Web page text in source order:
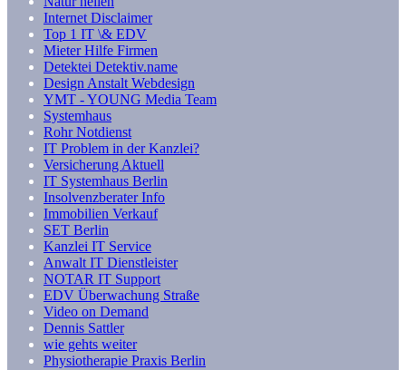
Internet Disclaimer
Top 1 IT \& EDV
Mieter Hilfe Firmen
Detektei Detektiv.name
Design Anstalt Webdesign
YMT - YOUNG Media Team
Systemhaus
Rohr Notdienst
IT Problem in der Kanzlei?
Versicherung Aktuell
IT Systemhaus Berlin
Insolvenzberater Info
Immobilien Verkauf
SET Berlin
Kanzlei IT Service
Anwalt IT Dienstleister
NOTAR IT Support
EDV Überwachung Straße
Video on Demand
Dennis Sattler
wie gehts weiter
Physiotherapie Praxis Berlin